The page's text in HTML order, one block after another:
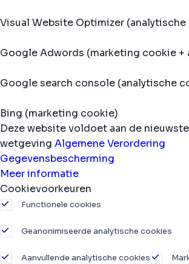
Visual Website Optimizer
Google Adwords (marketing cookie +
Google search console (analytische
Bing (marketing cookie)
Deze website voldoet aan de
wetgeving Algemene Verordering
Gegevensbescherming
Meer informatie
Cookievoorkeuren
Functionele cookies
Geanonimiseerde analytische cookies
Aanvullende analytische cookies